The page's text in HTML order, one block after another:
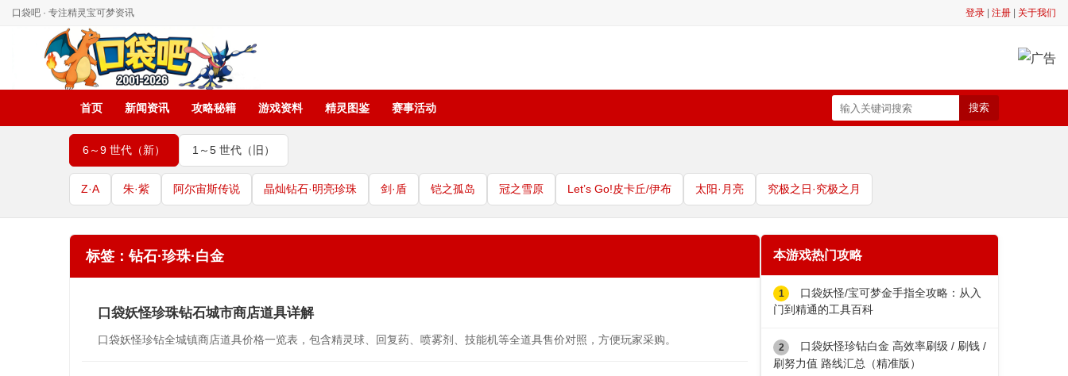
口袋吧 · 专注精灵宝可梦资讯 登录 注册 关于我们
首页 新闻资讯 攻略秘籍 游戏资料 精灵图鉴 赛事活动 搜索
6～9 世代（新） 1～5 世代（旧）
Z·A 朱·紫 阿尔宙斯传说 晶灿钻石·明亮珍珠 剑·盾 铠之孤岛 冠之雪原 Let’s Go!皮卡丘/伊布 太阳·月亮 究极之日·究极之月
标签：钻石·珍珠·白金
口袋妖怪珍珠钻石城市商店道具详解
口袋妖怪珍钻全城镇商店道具价格一览表，包含精灵球、回复药、喷雾剂、技能机等全道具售价对照，方便玩家采购。
本游戏热门攻略
口袋妖怪/宝可梦金手指全攻略：从入
门到精通的工具百科
口袋妖怪珍钻白金 高效率刷级 / 刷钱 /
刷努力值 路线汇总（精准版）